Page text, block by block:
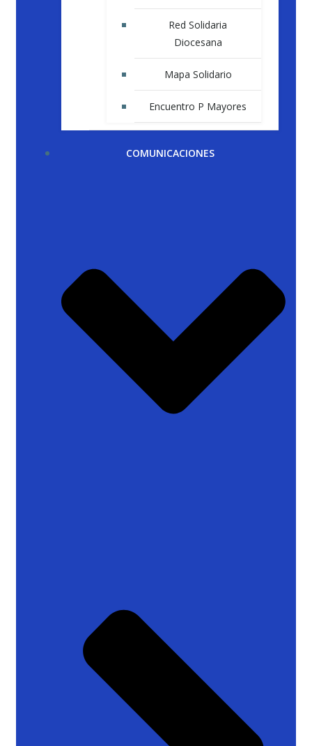
Red Solidaria
Diocesana
Mapa Solidario
Encuentro P Mayores
COMUNICACIONES